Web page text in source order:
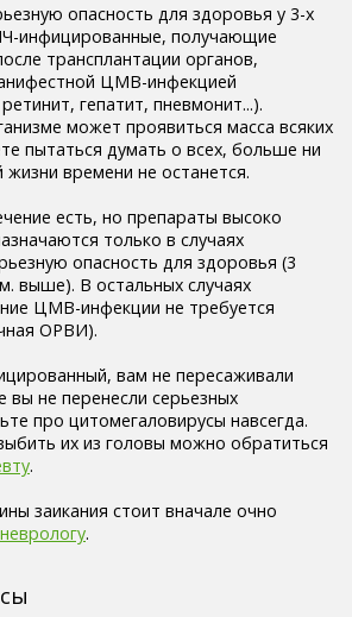
опасность для здоровья у 3-х
инфицированные, получающие
трансплантации органов,
ЦМВ-инфекцией
гепатит, пневмонит...).
может проявиться масса всяких
пытаться думать о всех, больше ни
жизни времени не останется.
есть, но препараты высоко
только в случаях
опасность для здоровья (3
выше). В остальных случаях
ЦМВ-инфекции не требуется
ОРВИ).
вам не пересаживали
не перенесли серьезных
про цитомегаловирусы навсегда.
их из головы можно обратиться
.
заикания стоит вначале очно
.